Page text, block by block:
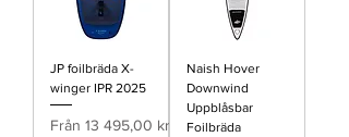
JP foilbräda X-
winger IPR 2025
Från 13 495,00 kr
Reapris
Naish Hover
Downwind
Uppblåsbar
Foilbräda